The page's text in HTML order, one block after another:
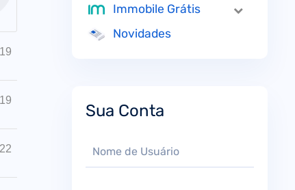
Immobile Grátis
Novidades
Sua Conta